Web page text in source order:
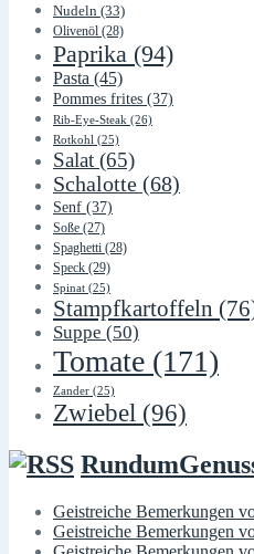
Nudeln (33)
Olivenöl (28)
Paprika (94)
Pasta (45)
Pommes frites (37)
Rib-Eye-Steak (26)
Rotkohl (25)
Salat (65)
Schalotte (68)
Senf (37)
Soße (27)
Spaghetti (28)
Speck (29)
Spinat (25)
Stampfkartoffeln
Suppe (50)
Tomate (171)
Zander (25)
Zwiebel (96)
Geistreiche Bemerkungen
Geistreiche Bemerkungen